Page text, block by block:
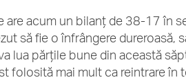
are acum un bilanț de 38-17 în
să fie o înfrângere dureroasă,
lua părțile bune din această
folosită mai mult ca reintrare în